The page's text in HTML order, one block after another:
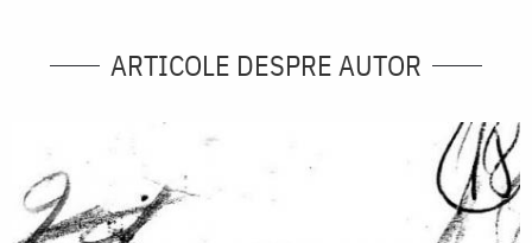
ARTICOLE DESPRE AUTOR